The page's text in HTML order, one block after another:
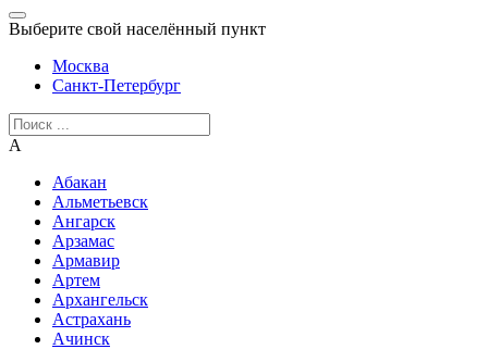
Выберите свой населённый пункт
Москва
Санкт-Петербург
А
Абакан
Альметьевск
Ангарск
Арзамас
Армавир
Артем
Архангельск
Астрахань
Ачинск